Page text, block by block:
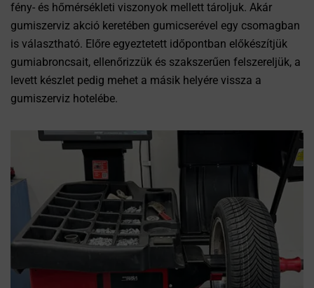
fény- és hőmérsékleti viszonyok mellett tároljuk. Akár
gumiszerviz akció keretében gumicserével egy csomagban
is választható. Előre egyeztetett időpontban előkészítjük
gumiabroncsait, ellenőrizzük és szakszerűen felszereljük, a
levett készlet pedig mehet a másik helyére vissza a
gumiszerviz hotelébe.